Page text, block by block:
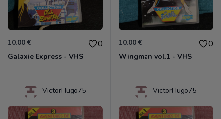
10.00 € 0
Galaxie Express - VHS
10.00 € 0
Wingman vol.1 - VHS
VictorHugo75 VictorHugo75